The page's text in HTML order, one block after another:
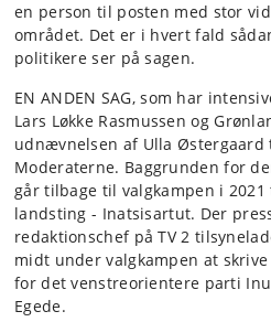
en person til posten med stor
området. Det er i hvert fald
politikere ser på sagen.
EN ANDEN SAG, som har
Lars Løkke Rasmussen og
udnævnelsen af Ulla Østergaard
Moderaterne. Baggrunden for
går tilbage til valgkampen i
landsting - Inatsisartut. Der
redaktionschef på TV 2
midt under valgkampen at
for det venstreorientere parti
Egede.